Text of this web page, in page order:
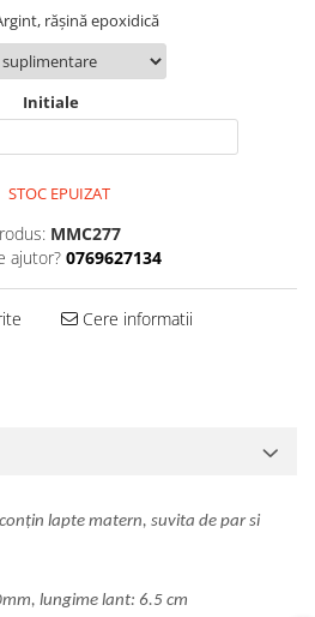
rășină epoxidică
Initiale
STOC EPUIZAT
MMC277
ajutor? 0769627134
Cere informatii
lapte matern, suvita de par si
lungime lant: 6.5 cm